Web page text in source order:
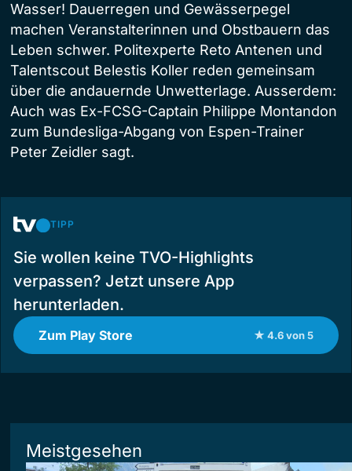
Wasser! Dauerregen und Gewässerpegel
machen Veranstalterinnen und Obstbauern das
Leben schwer. Politexperte Reto Antenen und
Talentscout Belestis Koller reden gemeinsam
über die andauernde Unwetterlage. Ausserdem:
Auch was Ex-FCSG-Captain Philippe Montandon
zum Bundesliga-Abgang von Espen-Trainer
Peter Zeidler sagt.
TIPP
Sie wollen keine TVO-Highlights
verpassen? Jetzt unsere App
herunterladen.
Zum Play Store ★ 4.6 von 5
Meistgesehen